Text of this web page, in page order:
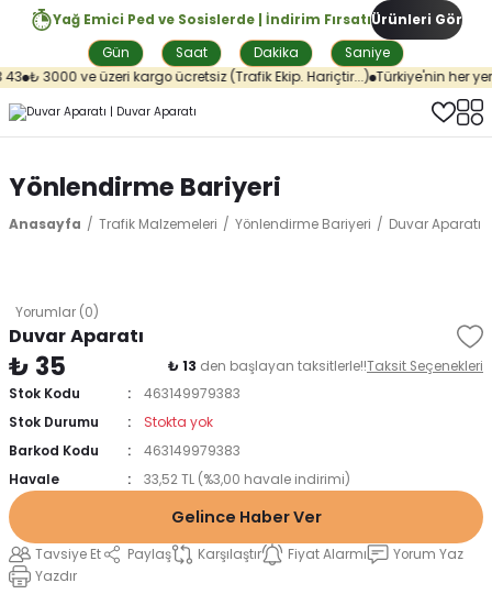
Yağ Emici Ped ve Sosislerde | İndirim Fırsatı
Gün
Saat Dakika Saniye
Ürünleri Gör
₺ 3000 ve üzeri kargo ücretsiz (Trafik Ekip. Hariçtir...) Türkiye'nin her
Yönlendirme Bariyeri
Anasayfa Trafik Malzemeleri Yönlendirme Bariyeri Duvar Aparatı
Yorumlar (0)
Duvar Aparatı
₺ 35 ₺ 13 den başlayan taksitlerle!!Taksit Seçenekleri
Stok Kodu
463149979383
Stok Durumu
Stokta yok
Barkod Kodu
463149979383
Havale
33,52 TL (%3,00 havale indirimi)
Gelince Haber Ver
Tavsiye Et Paylaş Karşılaştır Fiyat Alarmı
Yorum Yaz
Yazdır